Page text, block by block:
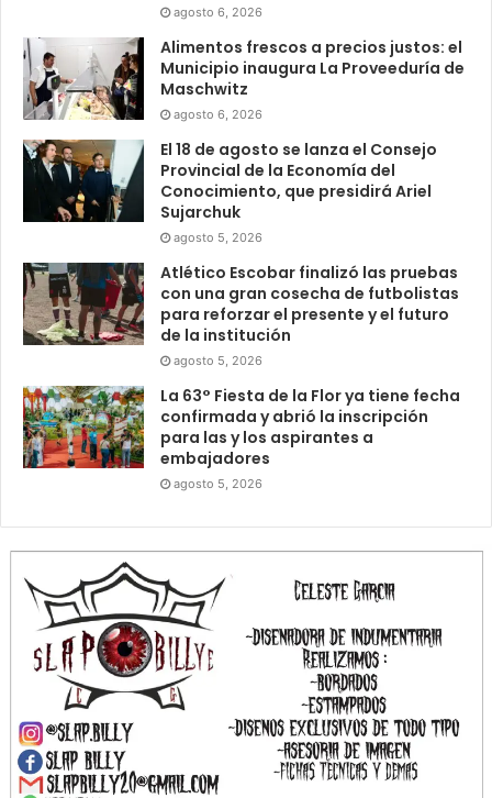
agosto 6, 2026
Alimentos frescos a precios justos: el
Municipio inaugura La Proveeduría de
Maschwitz
agosto 6, 2026
El 18 de agosto se lanza el Consejo
Provincial de la Economía del
Conocimiento, que presidirá Ariel
Sujarchuk
agosto 5, 2026
Atlético Escobar finalizó las pruebas
con una gran cosecha de futbolistas
para reforzar el presente y el futuro
de la institución
agosto 5, 2026
La 63° Fiesta de la Flor ya tiene fecha
confirmada y abrió la inscripción
para las y los aspirantes a
embajadores
agosto 5, 2026